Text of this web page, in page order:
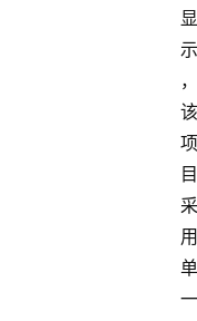
显
示
，
该
项
目
采
用
单
一